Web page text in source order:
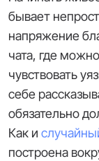
бывает
напряжение
чата, где
чувствовать
себе
обязательно
Как и
построена